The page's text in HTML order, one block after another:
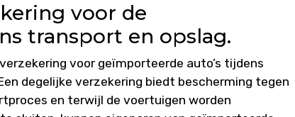
voor de
transport en opslag.
voor geïmporteerde auto’s tijdens
degelijke verzekering biedt bescherming tegen
en terwijl de voertuigen worden